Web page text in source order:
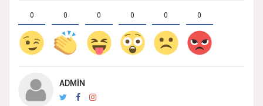
0 0 0 0 0 0
ADMIN